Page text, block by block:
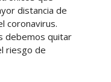
distancia de
coronavirus.
debemos quitar
riesgo de